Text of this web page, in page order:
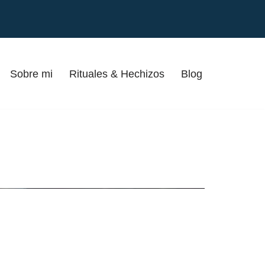
Sobre mi Rituales & Hechizos Blog